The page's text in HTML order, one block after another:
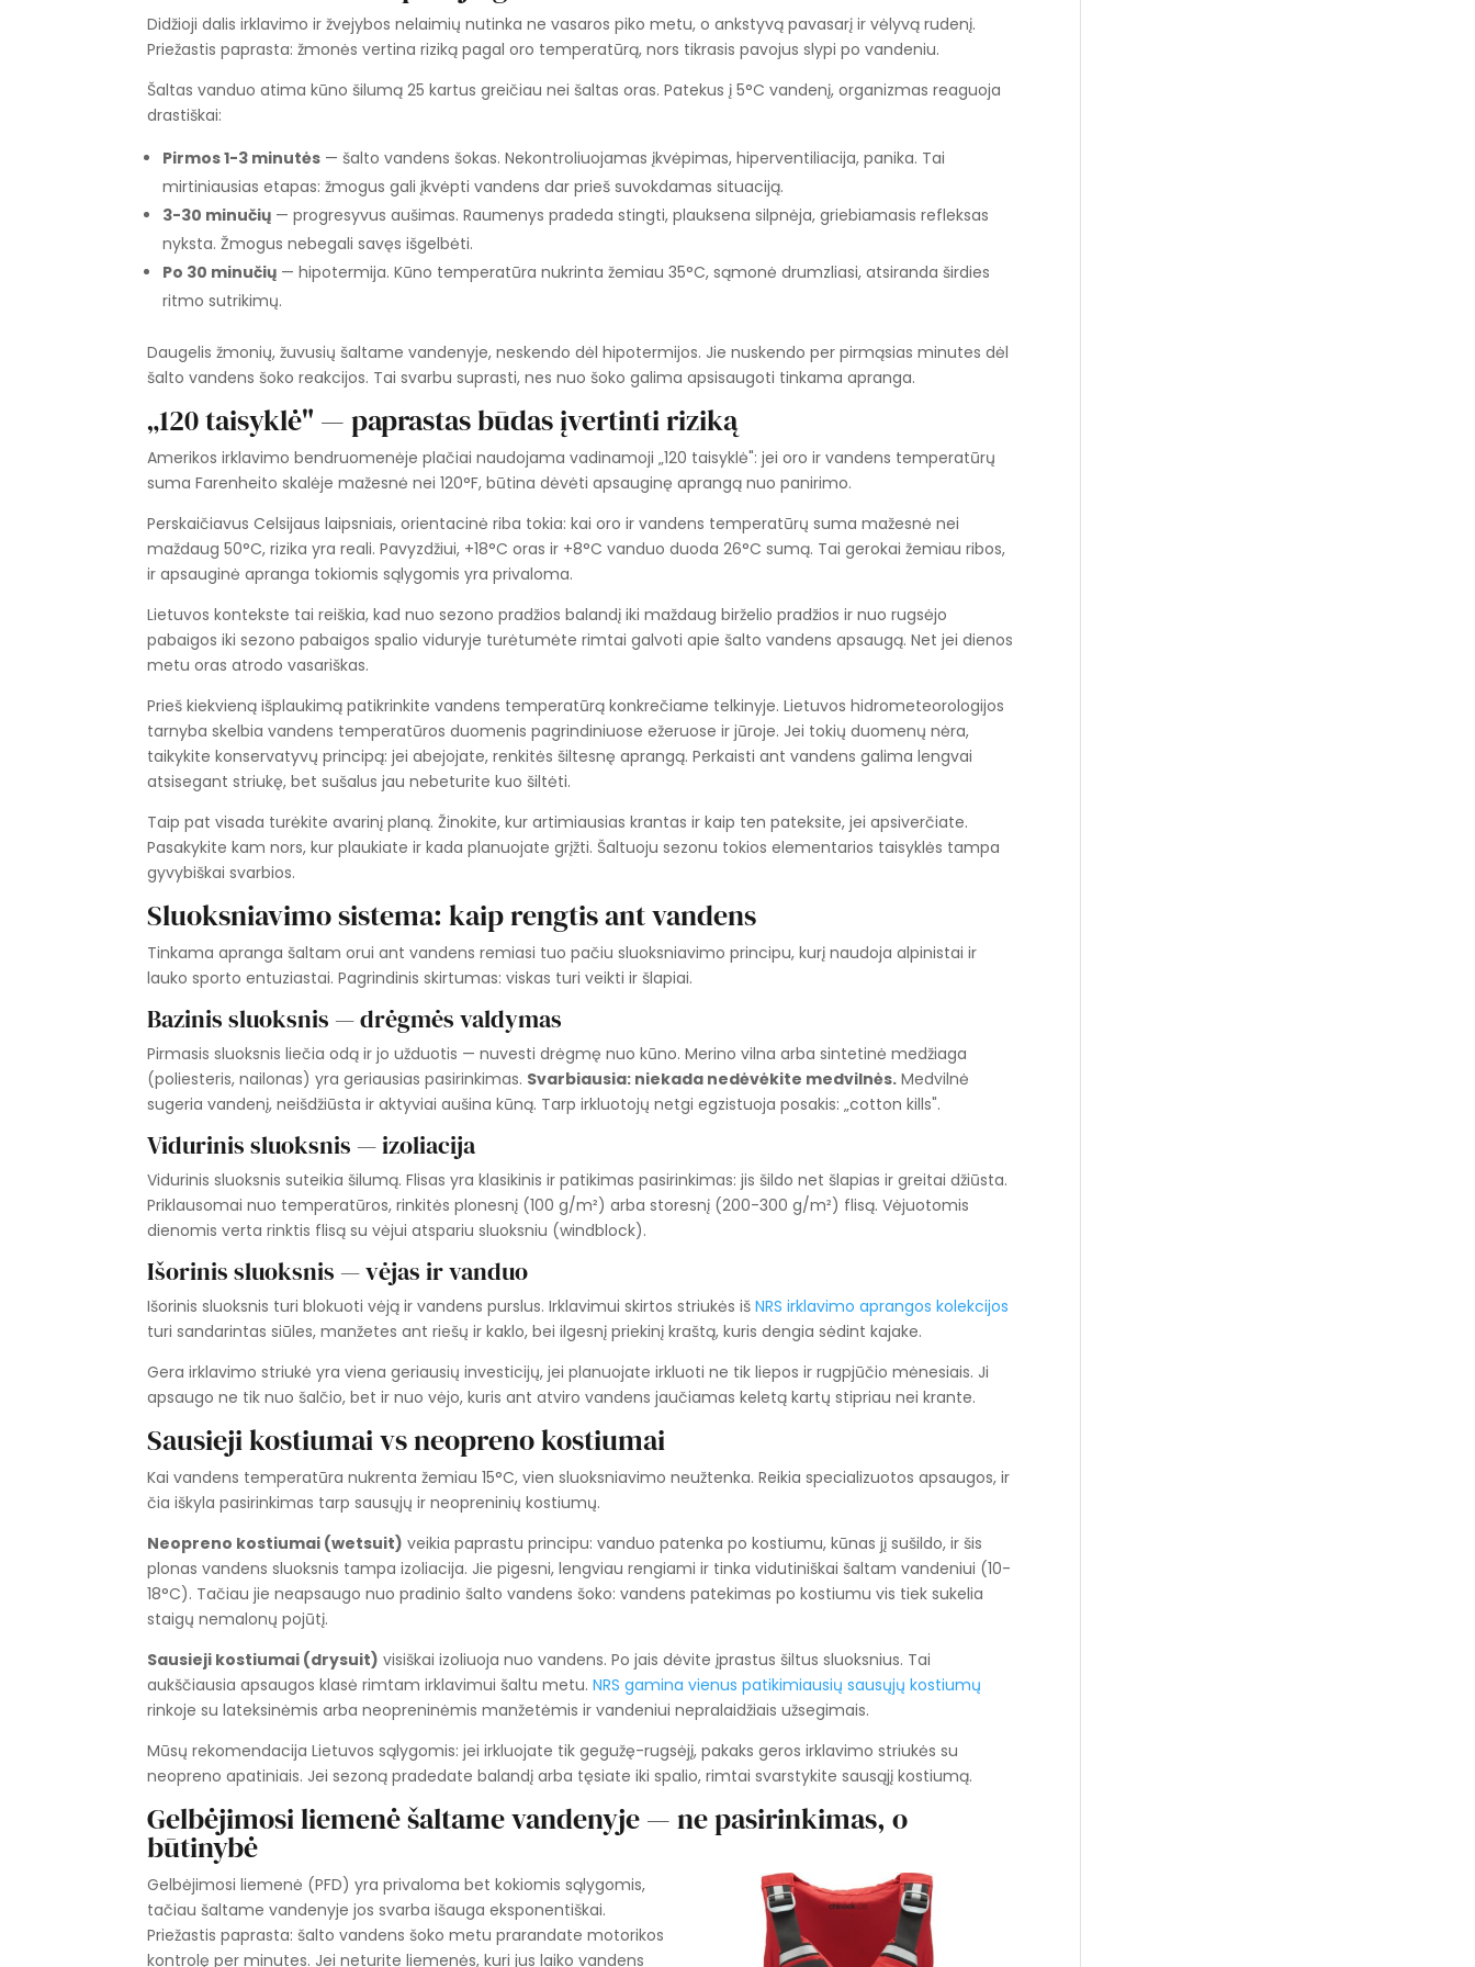
Didžioji dalis irklavimo ir žvejybos nelaimių nutinka ne vasaros piko metu, o ankstyvą pavasarį ir vėlyvą rudenį.
Priežastis paprasta: žmonės vertina riziką pagal oro temperatūrą, nors tikrasis pavojus slypi po vandeniu.
Šaltas vanduo atima kūno šilumą 25 kartus greičiau nei šaltas oras. Patekus į 5°C vandenį, organizmas reaguoja
drastiškai:
Pirmos 1-3 minutės — šalto vandens šokas. Nekontroliuojamas įkvėpimas, hiperventiliacija, panika. Tai
mirtiniausias etapas: žmogus gali įkvėpti vandens dar prieš suvokdamas situaciją.
3-30 minučių — progresyvus aušimas. Raumenys pradeda stingti, plauksena silpnėja, griebiamasis refleksas
nyksta. Žmogus nebegali savęs išgelbėti.
Po 30 minučių — hipotermija. Kūno temperatūra nukrinta žemiau 35°C, sąmonė drumzliasi, atsiranda širdies
ritmo sutrikimų.
Daugelis žmonių, žuvusių šaltame vandenyje, neskendo dėl hipotermijos. Jie nuskendo per pirmąsias minutes dėl
šalto vandens šoko reakcijos. Tai svarbu suprasti, nes nuo šoko galima apsisaugoti tinkama apranga.
„120 taisyklė" — paprastas būdas įvertinti riziką
Amerikos irklavimo bendruomenėje plačiai naudojama vadinamoji „120 taisyklė": jei oro ir vandens temperatūrų
suma Farenheito skalėje mažesnė nei 120°F, būtina dėvėti apsauginę aprangą nuo panirimo.
Perskaičiavus Celsijaus laipsniais, orientacinė riba tokia: kai oro ir vandens temperatūrų suma mažesnė nei
maždaug 50°C, rizika yra reali. Pavyzdžiui, +18°C oras ir +8°C vanduo duoda 26°C sumą. Tai gerokai žemiau ribos,
ir apsauginė apranga tokiomis sąlygomis yra privaloma.
Lietuvos kontekste tai reiškia, kad nuo sezono pradžios balandį iki maždaug birželio pradžios ir nuo rugsėjo
pabaigos iki sezono pabaigos spalio viduryje turėtumėte rimtai galvoti apie šalto vandens apsaugą. Net jei dienos
metu oras atrodo vasariškas.
Prieš kiekvieną išplaukimą patikrinkite vandens temperatūrą konkrečiame telkinyje. Lietuvos hidrometeorologijos
tarnyba skelbia vandens temperatūros duomenis pagrindiniuose ežeruose ir jūroje. Jei tokių duomenų nėra,
taikykite konservatyvų principą: jei abejojate, renkitės šiltesnę aprangą. Perkaisti ant vandens galima lengvai
atsisegant striukę, bet sušalus jau nebeturite kuo šiltėti.
Taip pat visada turėkite avarinį planą. Žinokite, kur artimiausias krantas ir kaip ten pateksite, jei apsiverčiate.
Pasakykite kam nors, kur plaukiate ir kada planuojate grįžti. Šaltuoju sezonu tokios elementarios taisyklės tampa
gyvybiškai svarbios.
Sluoksniavimo sistema: kaip rengtis ant vandens
Tinkama apranga šaltam orui ant vandens remiasi tuo pačiu sluoksniavimo principu, kurį naudoja alpinistai ir
lauko sporto entuziastai. Pagrindinis skirtumas: viskas turi veikti ir šlapiai.
Bazinis sluoksnis — drėgmės valdymas
Pirmasis sluoksnis liečia odą ir jo užduotis — nuvesti drėgmę nuo kūno. Merino vilna arba sintetinė medžiaga
(poliesteris, nailonas) yra geriausias pasirinkimas. Svarbiausia: niekada nedėvėkite medvilnės. Medvilnė
sugeria vandenį, neišdžiūsta ir aktyviai aušina kūną. Tarp irkluotojų netgi egzistuoja posakis: „cotton kills".
Vidurinis sluoksnis — izoliacija
Vidurinis sluoksnis suteikia šilumą. Flisas yra klasikinis ir patikimas pasirinkimas: jis šildo net šlapias ir greitai džiūsta.
Priklausomai nuo temperatūros, rinkitės plonesnį (100 g/m²) arba storesnį (200-300 g/m²) flisą. Vėjuotomis
dienomis verta rinktis flisą su vėjui atspariu sluoksniu (windblock).
Išorinis sluoksnis — vėjas ir vanduo
Išorinis sluoksnis turi blokuoti vėją ir vandens purslus. Irklavimui skirtos striukės išNRS irklavimo aprangos kolekcijos
turi sandarintas siūles, manžetes ant riešų ir kaklo, bei ilgesnį priekinį kraštą, kuris dengia sėdint kajake.
Gera irklavimo striukė yra viena geriausių investicijų, jei planuojate irkluoti ne tik liepos ir rugpjūčio mėnesiais. Ji
apsaugo ne tik nuo šalčio, bet ir nuo vėjo, kuris ant atviro vandens jaučiamas keletą kartų stipriau nei krante.
Sausieji kostiumai vs neopreno kostiumai
Kai vandens temperatūra nukrenta žemiau 15°C, vien sluoksniavimo neužtenka. Reikia specializuotos apsaugos, ir
čia iškyla pasirinkimas tarp sausųjų ir neopreninių kostiumų.
Neopreno kostiumai (wetsuit) veikia paprastu principu: vanduo patenka po kostiumu, kūnas jį sušildo, ir šis
plonas vandens sluoksnis tampa izoliacija. Jie pigesni, lengviau rengiami ir tinka vidutiniškai šaltam vandeniui (10-
18°C). Tačiau jie neapsaugo nuo pradinio šalto vandens šoko: vandens patekimas po kostiumu vis tiek sukelia
staigų nemalonų pojūtį.
Sausieji kostiumai (drysuit) visiškai izoliuoja nuo vandens. Po jais dėvite įprastus šiltus sluoksnius. Tai
aukščiausia apsaugos klasė rimtam irklavimui šaltu metu.NRS gamina vienus patikimiausių sausųjų kostiumų
rinkoje su lateksinėmis arba neopreninėmis manžetėmis ir vandeniui nepralaidžiais užsegimais.
Mūsų rekomendacija Lietuvos sąlygomis: jei irkluojate tik gegužę-rugsėjį, pakaks geros irklavimo striukės su
neopreno apatiniais. Jei sezoną pradedate balandį arba tęsiate iki spalio, rimtai svarstykite sausąjį kostiumą.
Gelbėjimosi liemenė šaltame vandenyje — ne pasirinkimas, o
būtinybė
Gelbėjimosi liemenė (PFD) yra privaloma bet kokiomis sąlygomis,
tačiau šaltame vandenyje jos svarba išauga eksponentiškai.
Priežastis paprasta: šalto vandens šoko metu prarandate motorikos
kontrolę per minutes. Jei neturite liemenės, kuri jus laiko vandens